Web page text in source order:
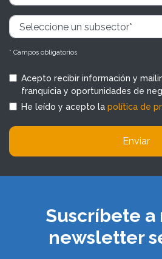
* Campos obligatorios
Acepto recibir información y
franquicia y oportunidades de
He leído y acepto la política de
Enviar
Suscríbete a
newsletter